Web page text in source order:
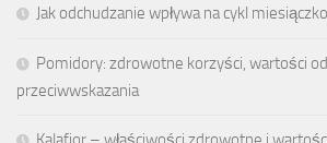
Jak odchudzanie wpływa na cykl
Pomidory: zdrowotne korzyści, wartości
przeciwwskazania